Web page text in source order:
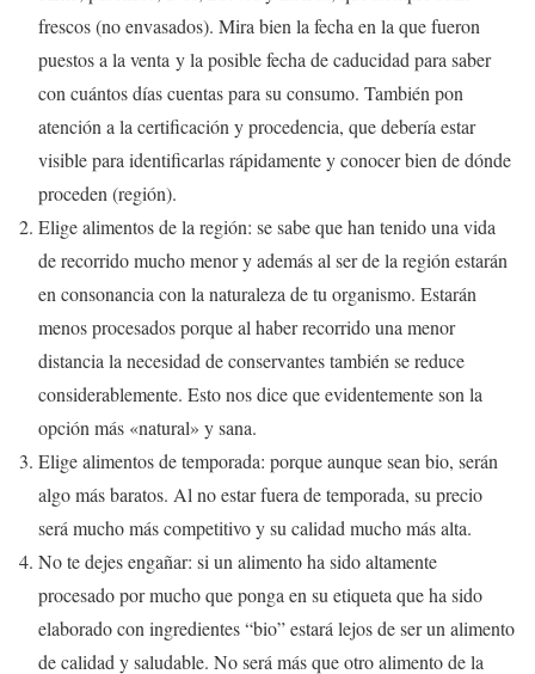
frescos (no envasados). Mira bien la fecha en la que fueron
puestos a la venta y la posible fecha de caducidad para saber
con cuántos días cuentas para su consumo. También pon
atención a la certificación y procedencia, que debería estar
visible para identificarlas rápidamente y conocer bien de dónde
proceden (región).
Elige alimentos de la región: se sabe que han tenido una vida
de recorrido mucho menor y además al ser de la región estarán
en consonancia con la naturaleza de tu organismo. Estarán
menos procesados porque al haber recorrido una menor
distancia la necesidad de conservantes también se reduce
considerablemente. Esto nos dice que evidentemente son la
opción más «natural» y sana.
Elige alimentos de temporada: porque aunque sean bio, serán
algo más baratos. Al no estar fuera de temporada, su precio
será mucho más competitivo y su calidad mucho más alta.
No te dejes engañar: si un alimento ha sido altamente
procesado por mucho que ponga en su etiqueta que ha sido
elaborado con ingredientes “bio” estará lejos de ser un alimento
de calidad y saludable. No será más que otro alimento de la